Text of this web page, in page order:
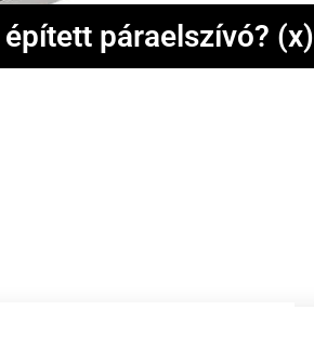
páraelszívó? (x)